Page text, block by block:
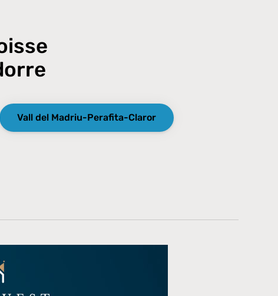
Vall del Madriu-Perafita-Claror